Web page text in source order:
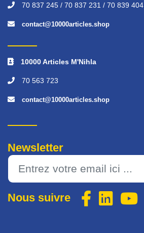
70 837 245 / 70 837 231 / 70 839 404
contact@10000articles.shop
10000 Articles M'Nihla
70 563 723
contact@10000articles.shop
Newsletter
Nous suivre